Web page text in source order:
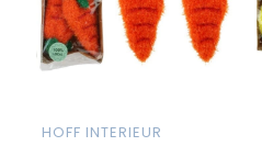
HOFF INTERIEUR